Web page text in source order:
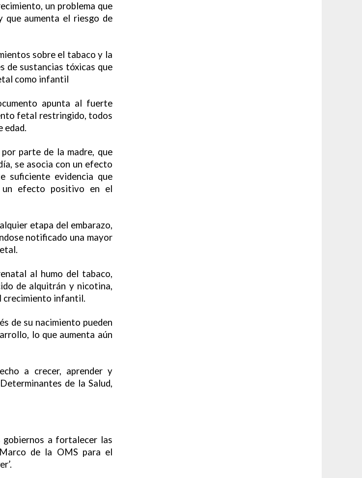
un problema que
que aumenta el riesgo de
sobre el tabaco y la
de sustancias tóxicas que
como infantil
apunta al fuerte
fetal restringido, todos
edad.
parte de la madre, que
se asocia con un efecto
suficiente evidencia que
un efecto positivo en el
etapa del embarazo,
notificado una mayor
al humo del tabaco,
de alquitrán y nicotina,
crecimiento infantil.
de su nacimiento pueden
lo que aumenta aún
a crecer, aprender y
de la Salud,
a fortalecer las
de la OMS para el